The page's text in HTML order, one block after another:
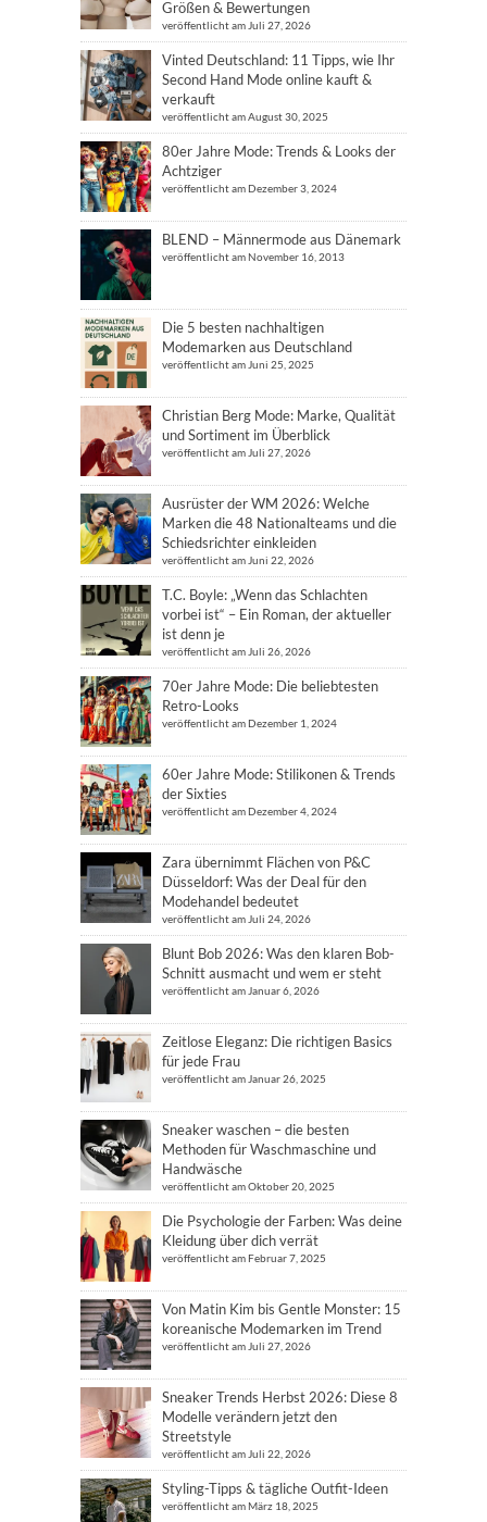
Größen & Bewertungen
veröffentlicht am Juli 27, 2026
Vinted Deutschland: 11 Tipps, wie Ihr
Second Hand Mode online kauft &
verkauft
veröffentlicht am August 30, 2025
80er Jahre Mode: Trends & Looks der
Achtziger
veröffentlicht am Dezember 3, 2024
BLEND – Männermode aus Dänemark
veröffentlicht am November 16, 2013
Die 5 besten nachhaltigen
Modemarken aus Deutschland
veröffentlicht am Juni 25, 2025
Christian Berg Mode: Marke, Qualität
und Sortiment im Überblick
veröffentlicht am Juli 27, 2026
Ausrüster der WM 2026: Welche
Marken die 48 Nationalteams und die
Schiedsrichter einkleiden
veröffentlicht am Juni 22, 2026
T.C. Boyle: „Wenn das Schlachten
vorbei ist“ – Ein Roman, der aktueller
ist denn je
veröffentlicht am Juli 26, 2026
70er Jahre Mode: Die beliebtesten
Retro-Looks
veröffentlicht am Dezember 1, 2024
60er Jahre Mode: Stilikonen & Trends
der Sixties
veröffentlicht am Dezember 4, 2024
Zara übernimmt Flächen von P&C
Düsseldorf: Was der Deal für den
Modehandel bedeutet
veröffentlicht am Juli 24, 2026
Blunt Bob 2026: Was den klaren Bob-
Schnitt ausmacht und wem er steht
veröffentlicht am Januar 6, 2026
Zeitlose Eleganz: Die richtigen Basics
für jede Frau
veröffentlicht am Januar 26, 2025
Sneaker waschen – die besten
Methoden für Waschmaschine und
Handwäsche
veröffentlicht am Oktober 20, 2025
Die Psychologie der Farben: Was deine
Kleidung über dich verrät
veröffentlicht am Februar 7, 2025
Von Matin Kim bis Gentle Monster: 15
koreanische Modemarken im Trend
veröffentlicht am Juli 27, 2026
Sneaker Trends Herbst 2026: Diese 8
Modelle verändern jetzt den
Streetstyle
veröffentlicht am Juli 22, 2026
Styling-Tipps & tägliche Outfit-Ideen
veröffentlicht am März 18, 2025